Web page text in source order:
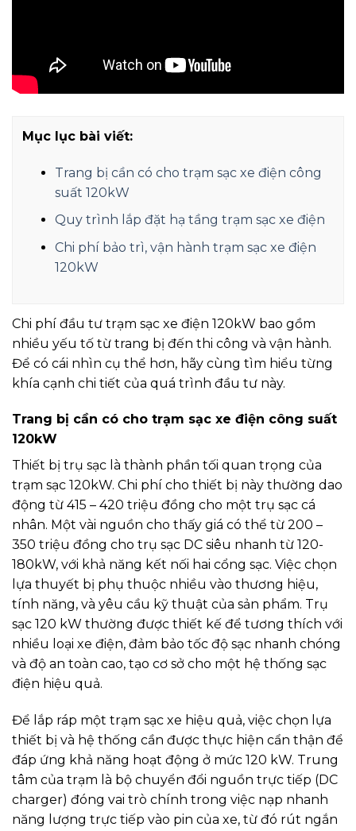
Mục lục bài viết:
Trang bị cần có cho trạm sạc xe điện công
suất 120kW
Quy trình lắp đặt hạ tầng trạm sạc xe điện
Chi phí bảo trì, vận hành trạm sạc xe điện
120kW
Chi phí đầu tư trạm sạc xe điện 120kW bao gồm
nhiều yếu tố từ trang bị đến thi công và vận hành.
Để có cái nhìn cụ thể hơn, hãy cùng tìm hiểu từng
khía cạnh chi tiết của quá trình đầu tư này.
Trang bị cần có cho trạm sạc xe điện công suất
120kW
Thiết bị trụ sạc là thành phần tối quan trọng của
trạm sạc 120kW. Chi phí cho thiết bị này thường dao
động từ 415 – 420 triệu đồng cho một trụ sạc cá
nhân. Một vài nguồn cho thấy giá có thể từ 200 –
350 triệu đồng cho trụ sạc DC siêu nhanh từ 120-
180kW, với khả năng kết nối hai cổng sạc. Việc chọn
lựa thuyết bị phụ thuộc nhiều vào thương hiệu,
tính năng, và yêu cầu kỹ thuật của sản phẩm. Trụ
sạc 120 kW thường được thiết kế để tương thích với
nhiều loại xe điện, đảm bảo tốc độ sạc nhanh chóng
và độ an toàn cao, tạo cơ sở cho một hệ thống sạc
điện hiệu quả.
Để lắp ráp một trạm sạc xe hiệu quả, việc chọn lựa
thiết bị và hệ thống cần được thực hiện cẩn thận để
đáp ứng khả năng hoạt động ở mức 120 kW. Trung
tâm của trạm là bộ chuyển đổi nguồn trực tiếp (DC
charger) đóng vai trò chính trong việc nạp nhanh
năng lượng trực tiếp vào pin của xe, từ đó rút ngắn